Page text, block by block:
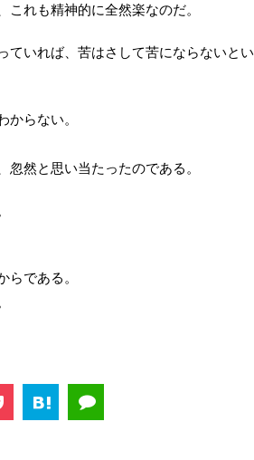
れも精神的に全然楽なのだ。
ていれば、苦はさして苦にならないとい
らない。
然と思い当たったのである。
である。